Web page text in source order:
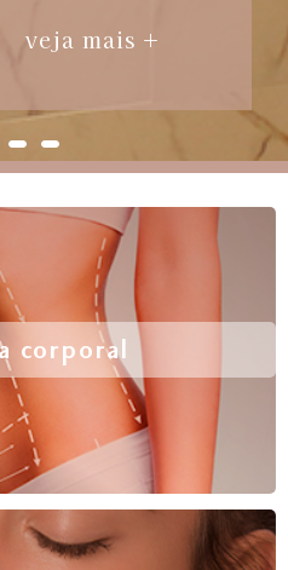
veja mais +
corporal